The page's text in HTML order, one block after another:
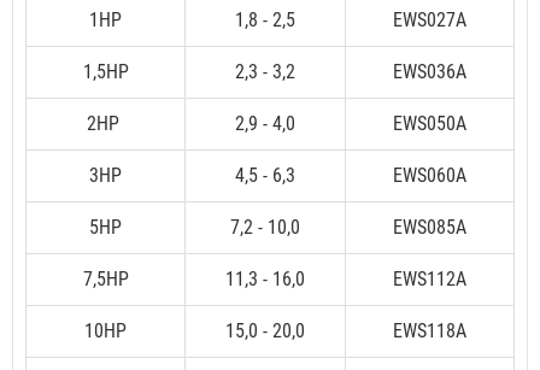
1HP 1,8 - 2,5 EWS027A
1,5HP 2,3 - 3,2 EWS036A
2HP 2,9 - 4,0 EWS050A
3HP 4,5 - 6,3 EWS060A
5HP 7,2 - 10,0 EWS085A
7,5HP 11,3 - 16,0 EWS112A
10HP 15,0 - 20,0 EWS118A